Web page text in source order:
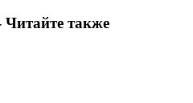
Читайте также